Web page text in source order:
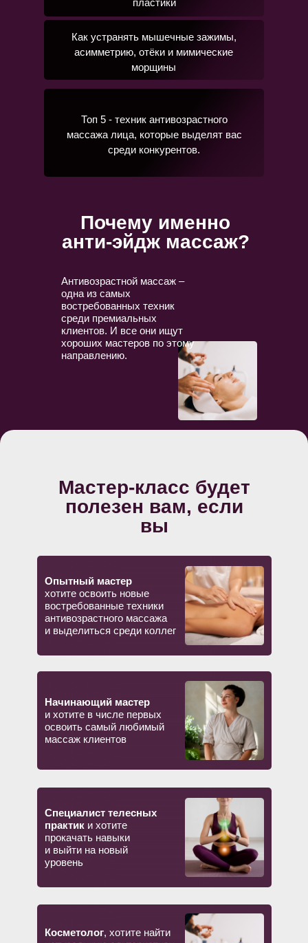
Как устранять мышечные зажимы,
асимметрию, отёки и мимические
морщины
Топ 5 - техник антивозрастного
массажа лица, которые выделят вас
среди конкурентов.
пластики
Антивозрастной массаж –
одна из самых
востребованных техник
среди премиальных
клиентов. И все они ищут
хороших мастеров по этому
направлению.
Почему именно
анти-эйдж массаж?
Косметолог, хотите найти
Специалист телесных
практик и хотите
прокачать навыки
и выйти на новый
уровень
Начинающий мастер
и хотите в числе первых
освоить самый любимый
массаж клиентов
Опытный мастер
хотите освоить новые
востребованные техники
антивозрастного массажа
и выделиться среди коллег
Мастер-класс будет
полезен вам, если
вы
обучалась в 45+
школах, в том числе,
в Германии;
17 курсов с нуля;
обучила более
4500 учеников:
1500 очно и 3000
онлайн по всему
миру.
ИДУ НА ПРАКТИКУМ!
Практикум проводит
Топ-преподаватель
Школы мастеров массажа
Что говорят нашиученики: